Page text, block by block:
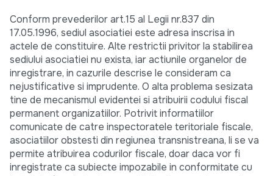
Conform prevederilor art.15 al Legii nr.837 din
17.05.1996, sediul asociatiei este adresa inscrisa in
actele de constituire. Alte restrictii privitor la stabilirea
sediului asociatiei nu exista, iar actiunile organelor de
inregistrare, in cazurile descrise le consideram ca
nejustificative si imprudente. O alta problema sesizata
tine de mecanismul evidentei si atribuirii codului fiscal
permanent organizatiilor. Potrivit informatiilor
comunicate de catre inspectoratele teritoriale fiscale,
asociatiilor obstesti din regiunea transnistreana, li se va
permite atribuirea codurilor fiscale, doar daca vor fi
inregistrate ca subiecte impozabile in conformitate cu